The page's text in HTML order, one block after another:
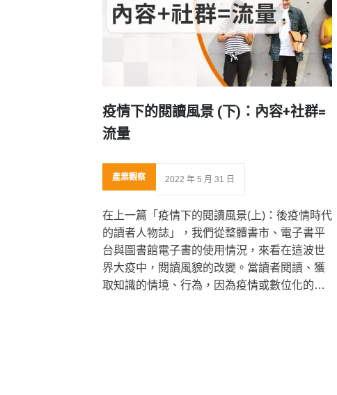
疫情下的閱讀風景 (下)：內容+社群=
流量
產業觀察 2022 年 5 月 31 日
在上一篇「疫情下的閱讀風景(上)：後疫情時代
的讀者人物誌」，我們從整體書市、電子書平
台與圖書館電子書的使用情況，來看在這波世
界大疫中，閱讀風貌的改變。當讀者閱讀、獲
取知識的情境、行為，因為疫情或數位化的浪